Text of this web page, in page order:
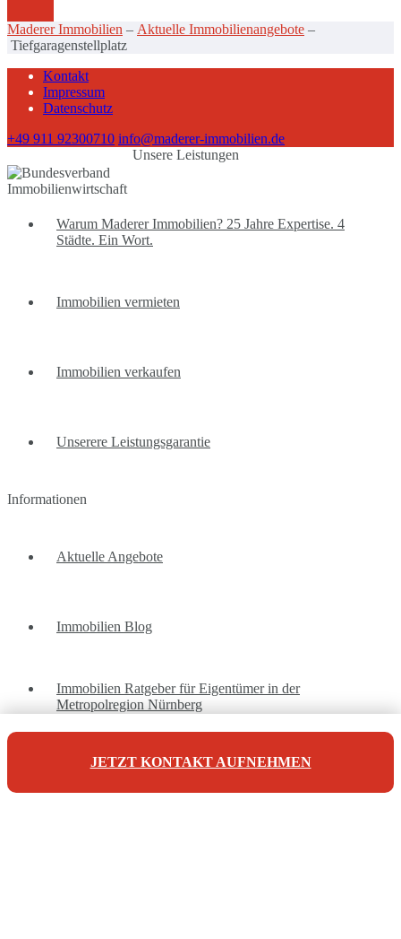
Maderer Immobilien – Aktuelle Immobilienangebote –
Tiefgaragenstellplatz
Kontakt
Impressum
Datenschutz
+49 911 92300710 info@maderer-immobilien.de
JETZT KONTAKT AUFNEHMEN
Unsere Leistungen
Warum Maderer Immobilien? 25 Jahre Expertise. 4
Städte. Ein Wort.
Immobilien vermieten
Immobilien verkaufen
Unserere Leistungsgarantie
Informationen
Aktuelle Angebote
Immobilien Blog
Immobilien Ratgeber für Eigentümer in der
Metropolregion Nürnberg
Unsere Referenzen